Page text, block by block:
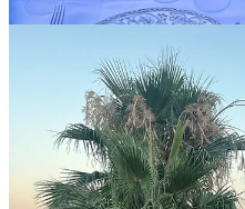
Tout à fait prêt. Qu'avez-
© 2026 Antoine Geraud ·
collecte